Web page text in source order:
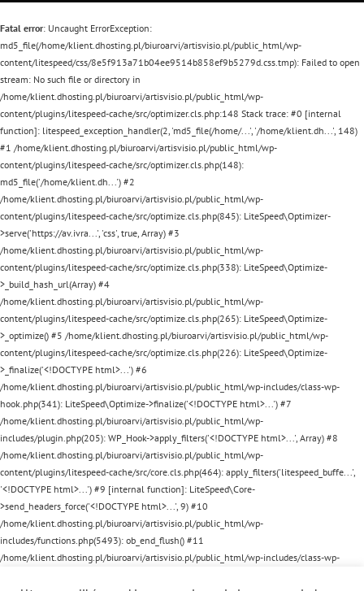
Fatal error: Uncaught ErrorException:
md5_file(/home/klient.dhosting.pl/biuroarvi/artisvisio.pl/public_html/wp-
content/litespeed/css/8e5f913a71b04ee9514b858ef9b5279d.css.tmp): Failed to open
stream: No such file or directory in
/home/klient.dhosting.pl/biuroarvi/artisvisio.pl/public_html/wp-
content/plugins/litespeed-cache/src/optimizer.cls.php:148 Stack trace: #0 [internal
function]: litespeed_exception_handler(2, 'md5_file(/home/...', '/home/klient.dh...', 148)
#1 /home/klient.dhosting.pl/biuroarvi/artisvisio.pl/public_html/wp-
content/plugins/litespeed-cache/src/optimizer.cls.php(148):
md5_file('/home/klient.dh...') #2
/home/klient.dhosting.pl/biuroarvi/artisvisio.pl/public_html/wp-
content/plugins/litespeed-cache/src/optimize.cls.php(845): LiteSpeed\Optimizer-
>serve('https://av.ivra...', 'css', true, Array) #3
/home/klient.dhosting.pl/biuroarvi/artisvisio.pl/public_html/wp-
content/plugins/litespeed-cache/src/optimize.cls.php(338): LiteSpeed\Optimize-
>_build_hash_url(Array) #4
/home/klient.dhosting.pl/biuroarvi/artisvisio.pl/public_html/wp-
content/plugins/litespeed-cache/src/optimize.cls.php(265): LiteSpeed\Optimize-
>_optimize() #5 /home/klient.dhosting.pl/biuroarvi/artisvisio.pl/public_html/wp-
content/plugins/litespeed-cache/src/optimize.cls.php(226): LiteSpeed\Optimize-
>_finalize('<!DOCTYPE html>...') #6
/home/klient.dhosting.pl/biuroarvi/artisvisio.pl/public_html/wp-includes/class-wp-
hook.php(341): LiteSpeed\Optimize->finalize('<!DOCTYPE html>...') #7
/home/klient.dhosting.pl/biuroarvi/artisvisio.pl/public_html/wp-
includes/plugin.php(205): WP_Hook->apply_filters('<!DOCTYPE html>...', Array) #8
/home/klient.dhosting.pl/biuroarvi/artisvisio.pl/public_html/wp-
content/plugins/litespeed-cache/src/core.cls.php(464): apply_filters('litespeed_buffe...',
'<!DOCTYPE html>...') #9 [internal function]: LiteSpeed\Core-
>send_headers_force('<!DOCTYPE html>...', 9) #10
/home/klient.dhosting.pl/biuroarvi/artisvisio.pl/public_html/wp-
includes/functions.php(5493): ob_end_flush() #11
/home/klient.dhosting.pl/biuroarvi/artisvisio.pl/public_html/wp-includes/class-wp-